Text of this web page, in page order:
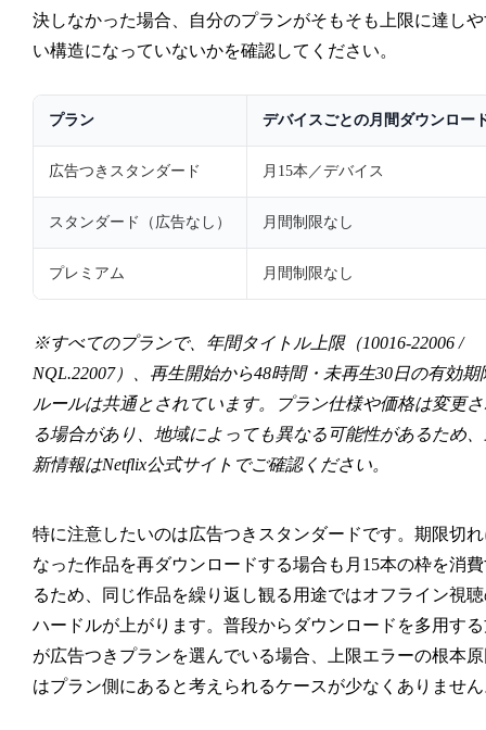
決しなかった場合、自分のプランがそもそも上限に達し
い構造になっていないかを確認してください。
プラン デバイスごとの月間ダウンロー
広告つきスタンダード 月15本／デバイス
スタンダード（広告なし） 月間制限なし
プレミアム 月間制限なし
※すべてのプランで、年間タイトル上限（10016-22006 /
NQL.22007）、再生開始から48時間・未再生30日の有効期
ルールは共通とされています。プラン仕様や価格は変更
る場合があり、地域によっても異なる可能性があるため
新情報はNetflix公式サイトでご確認ください。
特に注意したいのは広告つきスタンダードです。期限切
なった作品を再ダウンロードする場合も月15本の枠を消
るため、同じ作品を繰り返し観る用途ではオフライン視
ハードルが上がります。普段からダウンロードを多用す
が広告つきプランを選んでいる場合、上限エラーの根本
はプラン側にあると考えられるケースが少なくありませ